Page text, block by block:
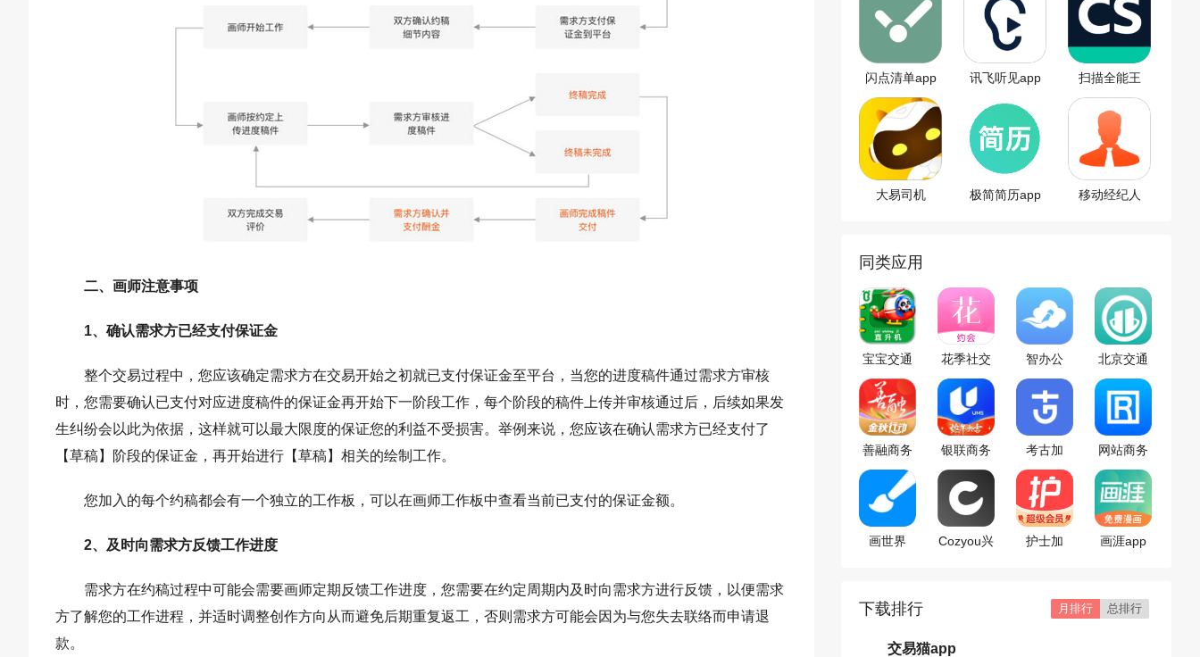
二、画师注意事项
1、确认需求方已经支付保证金
整个交易过程中，您应该确定需求方在交易开始之初就已支付保证金至平台，当您的进度稿件通过需求方审核
时，您需要确认已支付对应进度稿件的保证金再开始下一阶段工作，每个阶段的稿件上传并审核通过后，后续如果发
生纠纷会以此为依据，这样就可以最大限度的保证您的利益不受损害。举例来说，您应该在确认需求方已经支付了
【草稿】阶段的保证金，再开始进行【草稿】相关的绘制工作。
您加入的每个约稿都会有一个独立的工作板，可以在画师工作板中查看当前已支付的保证金额。
2、及时向需求方反馈工作进度
需求方在约稿过程中可能会需要画师定期反馈工作进度，您需要在约定周期内及时向需求方进行反馈，以便需求
方了解您的工作进程，并适时调整创作方向从而避免后期重复返工，否则需求方可能会因为与您失去联络而申请退
款。
闪点清单app 讯飞听见app 扫描全能王
大易司机
极简简历app
移动经纪人
同类应用
宝宝交通
工具书
app
花季社交
智办公
app
北京交通
app
善融商务
app
银联商务
app
考古加
app
网站商务
通app
画世界
Cozyou兴
护士加
画涯app
下载排行 月排行 总排行
交易猫app